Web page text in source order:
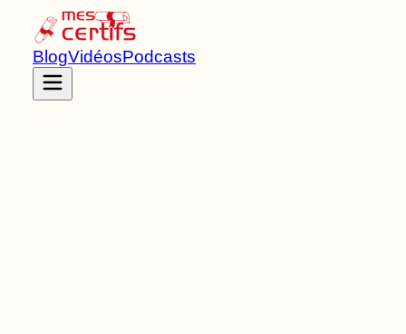
BlogVidéosPodcasts